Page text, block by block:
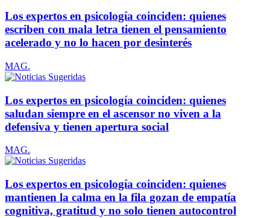
Los expertos en psicología coinciden: quienes
escriben con mala letra tienen el pensamiento
acelerado y no lo hacen por desinterés
MAG.
Los expertos en psicología coinciden: quienes
saludan siempre en el ascensor no viven a la
defensiva y tienen apertura social
MAG.
Los expertos en psicología coinciden: quienes
mantienen la calma en la fila gozan de empatía
cognitiva, gratitud y no solo tienen autocontrol